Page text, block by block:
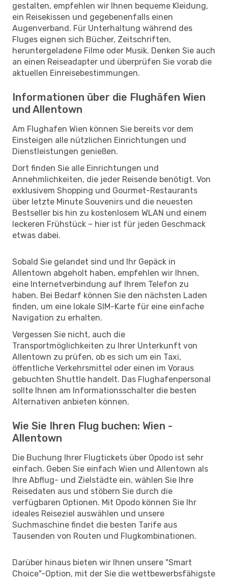
gestalten, empfehlen wir Ihnen bequeme Kleidung,
ein Reisekissen und gegebenenfalls einen
Augenverband. Für Unterhaltung während des
Fluges eignen sich Bücher, Zeitschriften,
heruntergeladene Filme oder Musik. Denken Sie auch
an einen Reiseadapter und überprüfen Sie vorab die
aktuellen Einreisebestimmungen.
Informationen über die Flughäfen Wien
und Allentown
Am Flughafen Wien können Sie bereits vor dem
Einsteigen alle nützlichen Einrichtungen und
Dienstleistungen genießen.
Dort finden Sie alle Einrichtungen und
Annehmlichkeiten, die jeder Reisende benötigt. Von
exklusivem Shopping und Gourmet-Restaurants
über letzte Minute Souvenirs und die neuesten
Bestseller bis hin zu kostenlosem WLAN und einem
leckeren Frühstück – hier ist für jeden Geschmack
etwas dabei.
Sobald Sie gelandet sind und Ihr Gepäck in
Allentown abgeholt haben, empfehlen wir Ihnen,
eine Internetverbindung auf Ihrem Telefon zu
haben. Bei Bedarf können Sie den nächsten Laden
finden, um eine lokale SIM-Karte für eine einfache
Navigation zu erhalten.
Vergessen Sie nicht, auch die
Transportmöglichkeiten zu Ihrer Unterkunft von
Allentown zu prüfen, ob es sich um ein Taxi,
öffentliche Verkehrsmittel oder einen im Voraus
gebuchten Shuttle handelt. Das Flughafenpersonal
sollte Ihnen am Informationsschalter die besten
Alternativen anbieten können.
Wie Sie Ihren Flug buchen: Wien -
Allentown
Die Buchung Ihrer Flugtickets über Opodo ist sehr
einfach. Geben Sie einfach Wien und Allentown als
Ihre Abflug- und Zielstädte ein, wählen Sie Ihre
Reisedaten aus und stöbern Sie durch die
verfügbaren Optionen. Mit Opodo können Sie Ihr
ideales Reiseziel auswählen und unsere
Suchmaschine findet die besten Tarife aus
Tausenden von Routen und Flugkombinationen.
Darüber hinaus bieten wir Ihnen unsere "Smart
Choice"-Option, mit der Sie die wettbewerbsfähigste